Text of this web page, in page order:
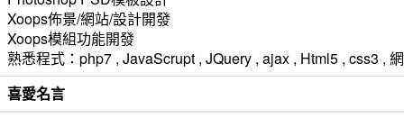
Xoops佈景/網站/設計開發
Xoops模組功能開發
熟悉程式：php7 , JavaScrupt , JQuery , ajax , Html5 , css3 ,
喜愛名言